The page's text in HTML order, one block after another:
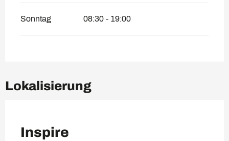
Sonntag 08:30 - 19:00
Lokalisierung
Inspire